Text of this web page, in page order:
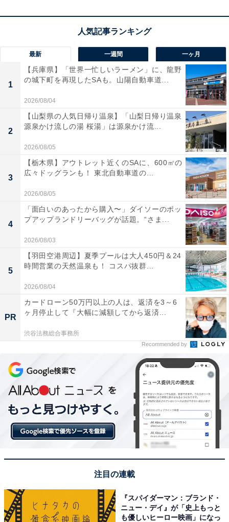
えるのが魅力ですね！
たスペースにもすっきり収まるため、暮らしに心地よく
音楽をプラスできます。
ヤマハ「P-225WH」の口コミは？
ヤマハ「P-225WH」には以下のような口コミが寄せられ
ています。
鍵盤のしっかりとした重みと本格的な弾き心地のお
かげで毎日楽しく練習しています
本体が非常にスリムで置き場所に困らず部屋がスッ
キリ広く使えるので大満足です
アプリと連動させることで色々な機能が直感的に操
作できてとても使いやすいですね
自宅で本格的なピアノ演奏を気軽に楽しみたい人や、省
スペースでスリムな電子ピアノを探している人には、お
すすめの商品といえそうです。
最新 一週間 一ヶ月
1
【兵庫県】「世界一忙しいラーメン」に、龍野
の城下町を再現したSAも。山陽自動車道...
2026/08/04
2
【山梨県の人気日帰り温泉】「山梨日帰り温泉
源泉かけ流しの湯 桜湯」は源泉かけ流...
2026/08/05
3
【栃木県】アウトレット近くのSAに、600㎡の
広々ドッグランも！ 東北自動車道の...
2026/08/05
4
「面白いのあったから購入〜」ダイソーのポッ
プアップランドリーバッグが話題。“さま...
2026/08/03
5
【羽田空港周辺】夏季プールは大人450円＆24
時間営業の天然温泉も！ コスパ抜群...
2026/08/04
PR
カードローン50万円以上の人は、返済を3～6
ヶ月停止して『大幅に減額してから返済...
渋谷法務総合事務所
Recommended by
注目の連載
『スパイダーマン：ブランド・
ニュー・デイ』が「史上もっと
も優しいヒーロー映画」になっ